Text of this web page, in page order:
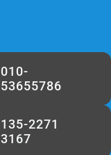
010-
53655786
135-2271
3167